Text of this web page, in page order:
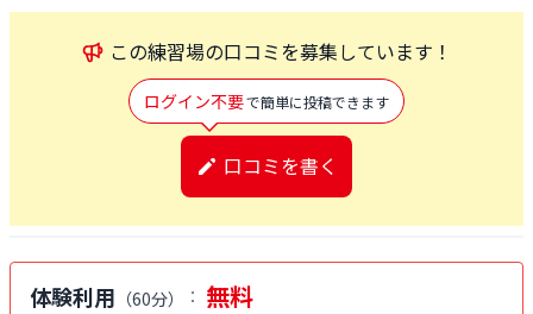
この練習場の口コミを募集しています！
ログイン不要で簡単に投稿できます
口コミを書く
体験利用 （60分） ： 無料